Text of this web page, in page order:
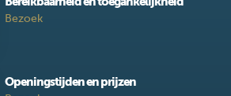
Bezoek
Openingstijden en prijzen